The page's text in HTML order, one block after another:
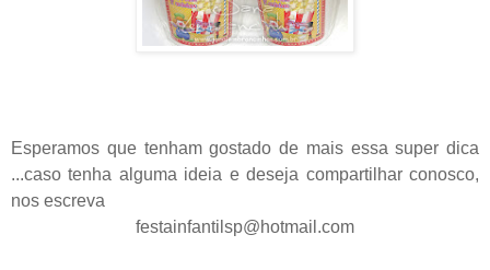
Esperamos que tenham gostado de mais essa super dica
...caso tenha alguma ideia e deseja compartilharconosco,
nos escreva
festainfantilsp@hotmail.com